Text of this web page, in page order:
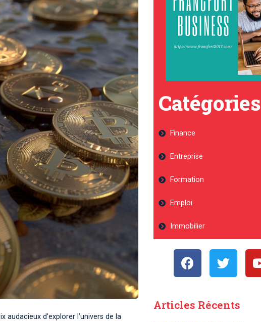
audacieux d’explorer l’univers de la
Catégories
Finance
Entreprise
Formation
Emploi
Immobilier
Articles Récents